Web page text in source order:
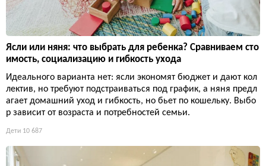
Ясли или няня: что выбрать для ребенка? Сравниваем сто
имость, социализацию и гибкость ухода
Идеального варианта нет: ясли экономят бюджет и дают кол
лектив, но требуют подстраиваться под график, а няня предл
агает домашний уход и гибкость, но бьет по кошельку. Выбо
р зависит от возраста и потребностей семьи.
Дети 10 687